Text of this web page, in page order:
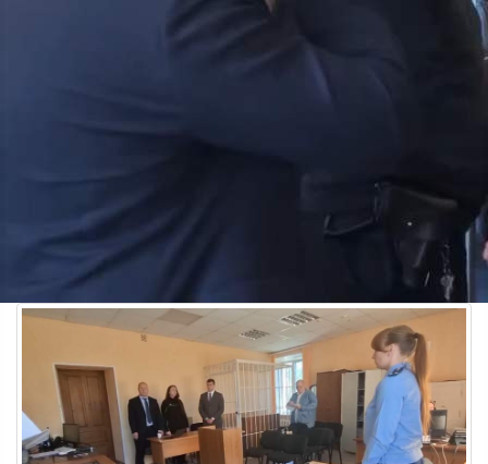
Происшествия